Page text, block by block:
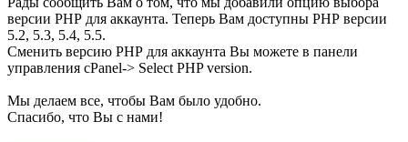
версии РНР для аккаунта. Теперь Вам доступны РНР версии
5.2, 5.3, 5.4, 5.5.
Сменить версию РНР для аккаунта Вы можете в панели
управления cPanel-> Select PHP version.
Мы делаем все, чтобы Вам было удобно.
Спасибо, что Вы с нами!